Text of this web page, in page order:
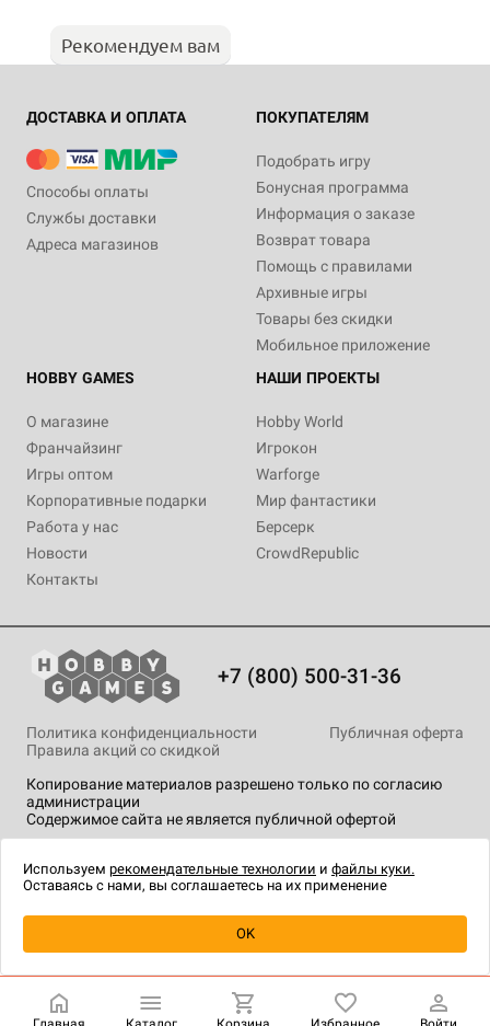
Уведомить о наличии
Рекомендуем вам
ДОСТАВКА И ОПЛАТА
Способы оплаты
Службы доставки
Адреса магазинов
ПОКУПАТЕЛЯМ
Подобрать игру
Бонусная программа
Информация о заказе
Возврат товара
Помощь с правилами
Архивные игры
Товары без скидки
Мобильное приложение
HOBBY GAMES
О магазине
Франчайзинг
Игры оптом
Корпоративные подарки
Работа у нас
Новости
Контакты
НАШИ ПРОЕКТЫ
Hobby World
Игрокон
Warforge
Мир фантастики
Берсерк
CrowdRepublic
+7 (800) 500-31-36
Копирование материалов разрешено только по согласию
администрации
Содержимое сайта не является публичной офертой
Политика конфиденциальности
Публичная оферта
Правила акций со скидкой
технологии.
Используем рекомендательные технологии и файлы куки.
Оставаясь с нами, вы соглашаетесь на их применение
OK